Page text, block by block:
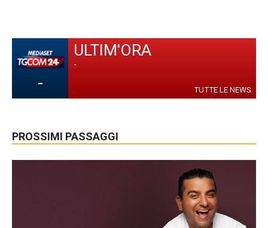
-
ULTIM'ORA
-
TUTTE LE NEWS
PROSSIMI PASSAGGI